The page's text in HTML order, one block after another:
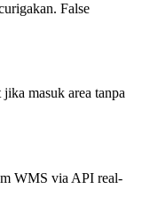
False
masuk area tanpa
WMS via API real-